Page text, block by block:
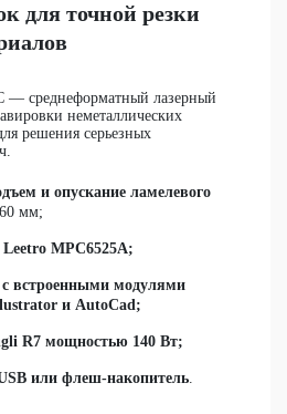
для точной резки
— среднеформатный лазерный
неметаллических
решения серьезных
и опускание ламелевого
мм;
Leetro MPC6525A;
с встроенными модулями
и AutoCad;
R7 мощностью 140 Вт;
или флеш-накопитель.